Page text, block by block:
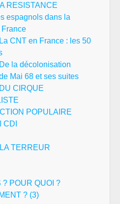
RESISTANCE
espagnols dans la
France
CNT en France : les 50
la décolonisation
Mai 68 et ses suites
CIRQUE
POPULAIRE
CDI
TERREUR
POUR QUOI ?
? (3)